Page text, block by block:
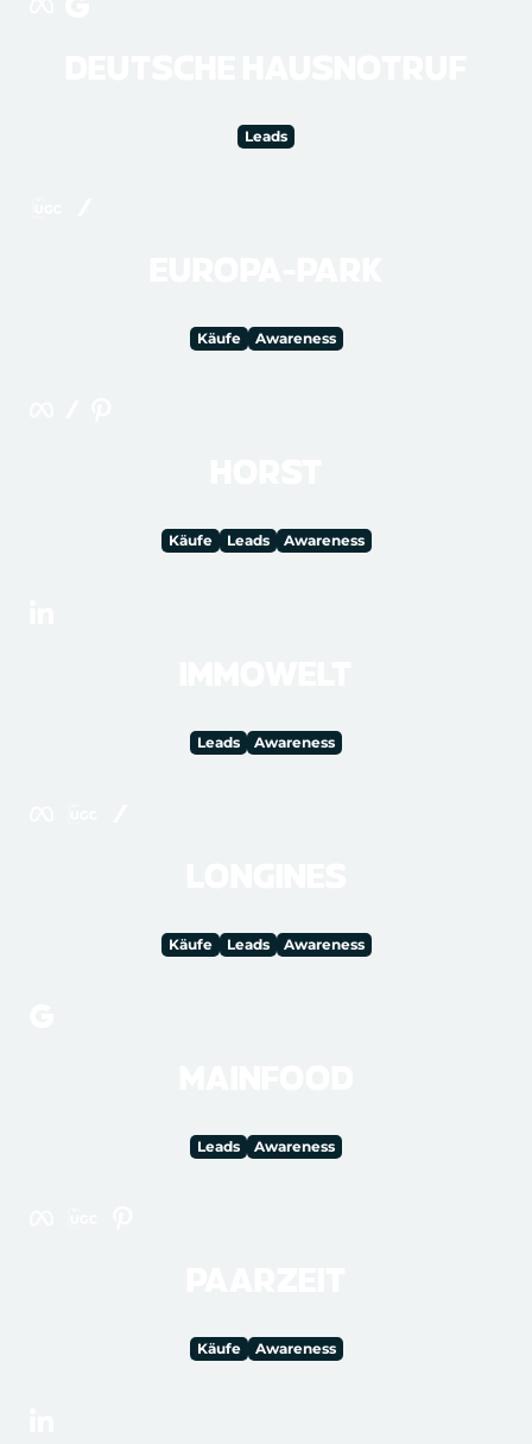
Leads
Käufe Awareness
Käufe Leads Awareness
Leads Awareness
Käufe Leads Awareness
Leads Awareness
Käufe Awareness